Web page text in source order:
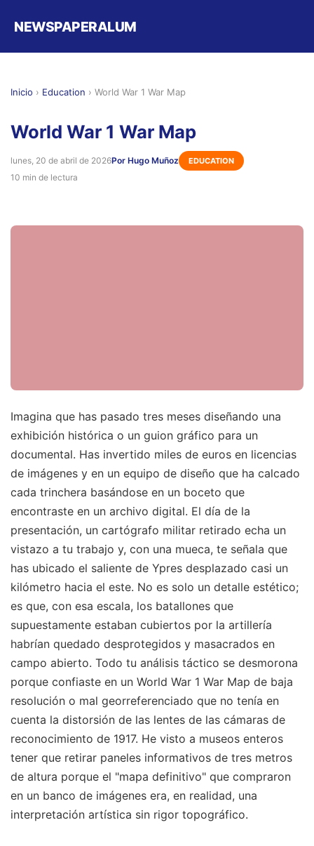
NEWSPAPERALUM
Inicio › Education › World War 1 War Map
World War 1 War Map
lunes, 20 de abril de 2026Por Hugo Muñoz EDUCATION
10 min de lectura
Imagina que has pasado tres meses diseñando una
exhibición histórica o un guion gráfico para un
documental. Has invertido miles de euros en licencias
de imágenes y en un equipo de diseño que ha calcado
cada trinchera basándose en un boceto que
encontraste en un archivo digital. El día de la
presentación, un cartógrafo militar retirado echa un
vistazo a tu trabajo y, con una mueca, te señala que
has ubicado el saliente de Ypres desplazado casi un
kilómetro hacia el este. No es solo un detalle estético;
es que, con esa escala, los batallones que
supuestamente estaban cubiertos por la artillería
habrían quedado desprotegidos y masacrados en
campo abierto. Todo tu análisis táctico se desmorona
porque confiaste en un World War 1 War Map de baja
resolución o mal georreferenciado que no tenía en
cuenta la distorsión de las lentes de las cámaras de
reconocimiento de 1917. He visto a museos enteros
tener que retirar paneles informativos de tres metros
de altura porque el "mapa definitivo" que compraron
en un banco de imágenes era, en realidad, una
interpretación artística sin rigor topográfico.